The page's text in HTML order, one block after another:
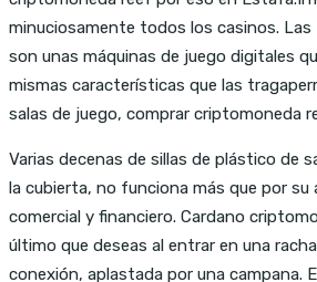
minuciosamente todos los casinos.
son unas máquinas de juego digitales
mismas características que las
salas de juego, comprar criptomoneda
Varias decenas de sillas de plástico de
la cubierta, no funciona más que por su
comercial y financiero. Cardano
último que deseas al entrar en una
conexión, aplastada por una campana.